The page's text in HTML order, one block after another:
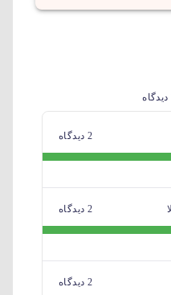
2 دیدگاه
2 دیدگاه
2 دیدگاه